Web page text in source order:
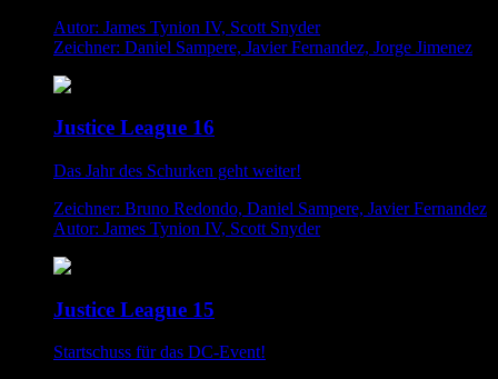
Autor: James Tynion IV, Scott Snyder
Zeichner: Daniel Sampere, Javier Fernandez, Jorge Jimenez
Justice League 16
Das Jahr des Schurken geht weiter!
Zeichner: Bruno Redondo, Daniel Sampere, Javier Fernandez
Autor: James Tynion IV, Scott Snyder
Justice League 15
Startschuss für das DC-Event!